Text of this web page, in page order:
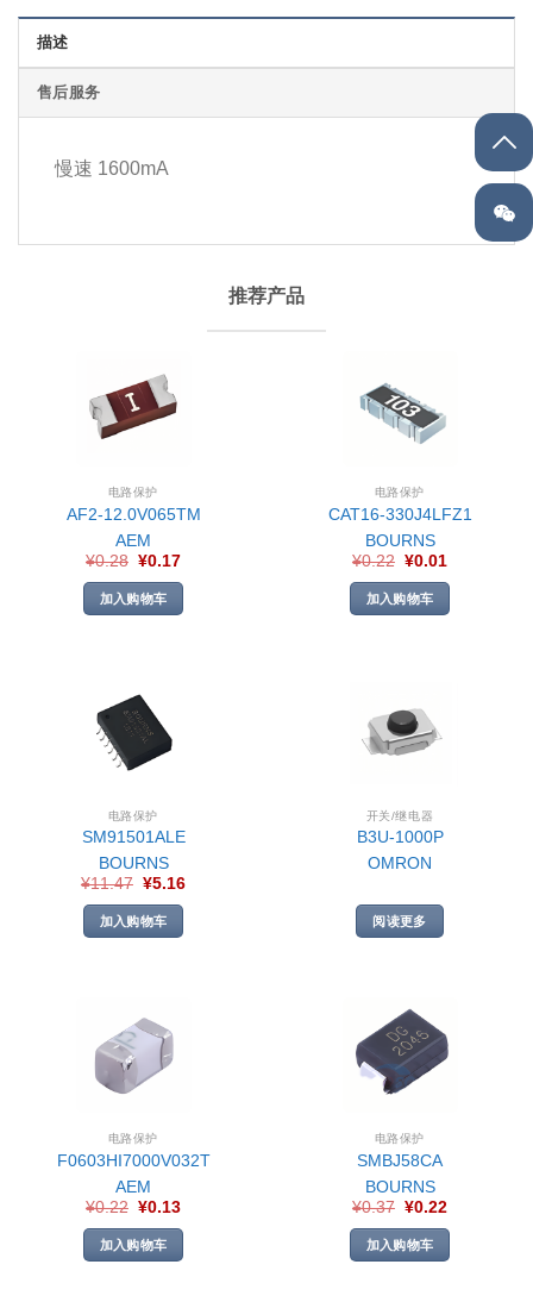
描述
售后服务
慢速 1600mA
推荐产品
电路保护
AF2-12.0V065TM
AEM
¥0.28 ¥0.17
加入购物车
电路保护
CAT16-330J4LFZ1
BOURNS
¥0.22 ¥0.01
加入购物车
电路保护
SM91501ALE
BOURNS
¥11.47 ¥5.16
加入购物车
开关/继电器
B3U-1000P
OMRON
阅读更多
电路保护
F0603HI7000V032T
AEM
¥0.22 ¥0.13
加入购物车
电路保护
SMBJ58CA
BOURNS
¥0.37 ¥0.22
加入购物车